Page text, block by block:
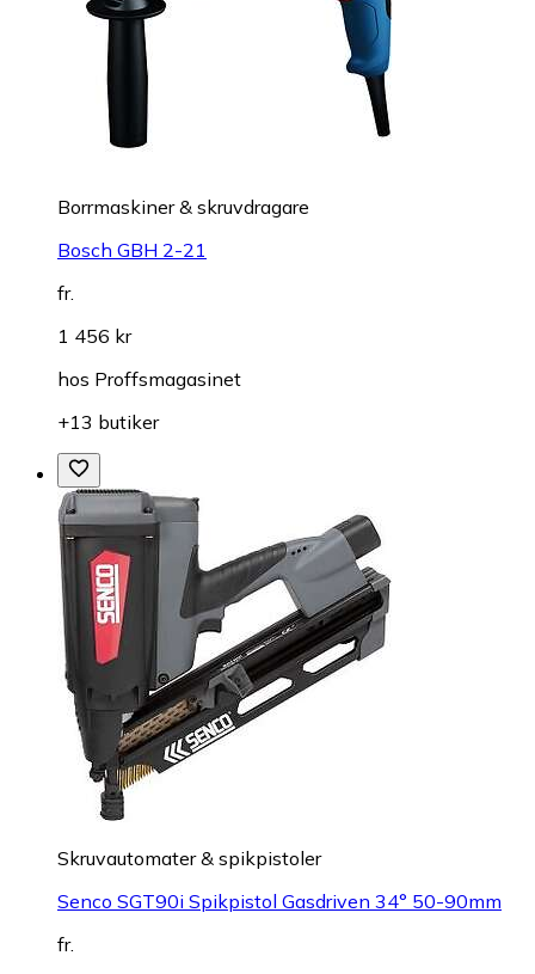
Borrmaskiner & skruvdragare
Bosch GBH 2-21
fr.
1 456 kr
hos Proffsmagasinet
+13 butiker
Skruvautomater & spikpistoler
Senco SGT90i Spikpistol Gasdriven 34° 50-90mm
fr.